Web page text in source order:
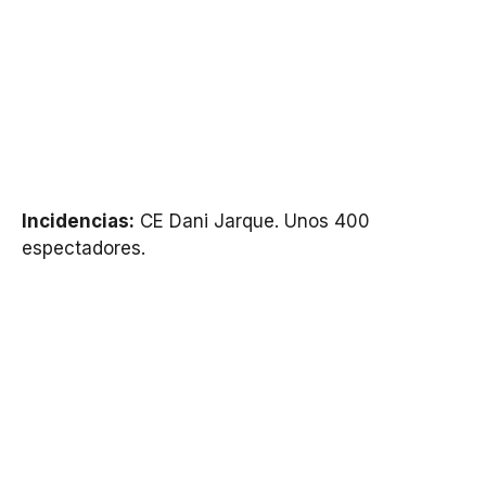
Incidencias: CE Dani Jarque. Unos 400
espectadores.